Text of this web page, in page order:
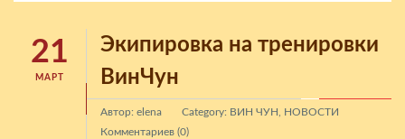
21
МАРТ
Экипировка на тренировки
ВинЧун
Автор: elena Category: ВИН ЧУН
НОВОСТИ
Комментариев (0)